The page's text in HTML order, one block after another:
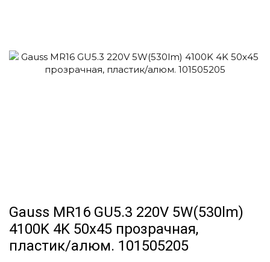
Gauss MR16 GU5.3 220V 5W(530lm)
4100K 4K 50x45 прозрачная,
пластик/алюм. 101505205